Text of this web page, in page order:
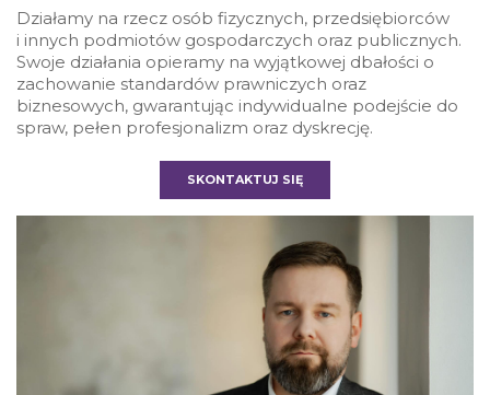
Działamy na rzecz osób fizycznych, przedsiębiorców
i innych podmiotów gospodarczych oraz publicznych.
Swoje działania opieramy na wyjątkowej dbałości o
zachowanie standardów prawniczych oraz
biznesowych, gwarantując indywidualne podejście do
spraw, pełen profesjonalizm oraz dyskrecję.
SKONTAKTUJ SIĘ